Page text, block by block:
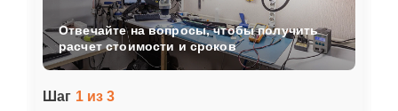
Шаг 1 из 3
Отвечайте на вопросы, чтобы получить
расчет стоимости и сроков